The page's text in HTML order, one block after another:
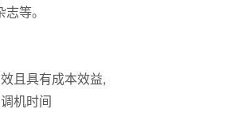
等。
且具有成本效益,
机时间